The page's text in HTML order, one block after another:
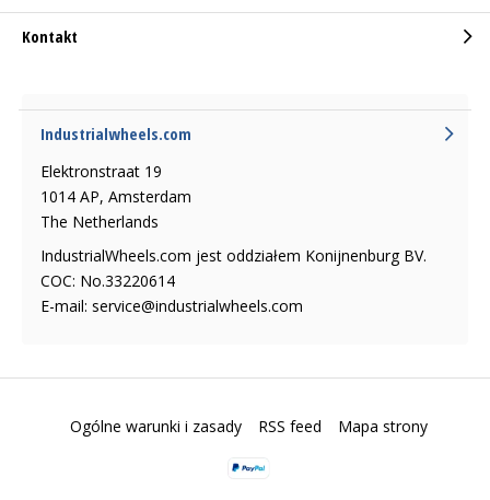
Kontakt
Industrialwheels.com
Elektronstraat 19
1014 AP, Amsterdam
The Netherlands
IndustrialWheels.com jest oddziałem Konijnenburg BV.
COC: No.33220614
E-mail: service@industrialwheels.com
Ogólne warunki i zasady RSS feed Mapa strony